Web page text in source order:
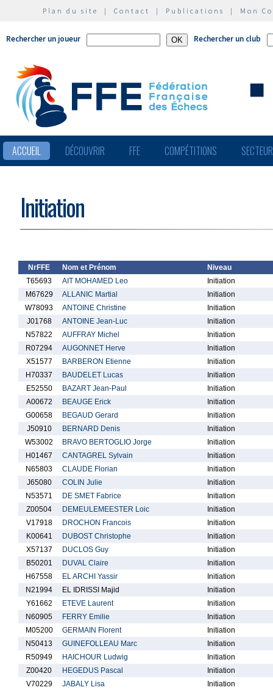
Plan du site | Contact | Publications | Mon
Rechercher un joueur Rechercher un club
ACCUEIL DÉCOUVRIR FFE COMPÉTITIONS
Initiation
NrFFE Nom et Prénom
Niveau
T65693
AIT MOHAMED Leo
Initiation
M67629
ALLANIC Martial
Initiation
W78093
ANTOINE Christine
Initiation
J01768
ANTOINE Jean-Luc
Initiation
N57822
AUFFRAY Michel
Initiation
R07294
AUGONNET Herve
Initiation
X51577
BARBERON Etienne
Initiation
H70337
BAUDELET Lucas
Initiation
E52550
BAZART Jean-Paul
Initiation
A00672
BEAUGE Erick
Initiation
G00658
BEGAUD Gerard
Initiation
J50910
BERNARD Denis
Initiation
W53002
BRAVO BERTOGLIO Jorge
Initiation
H01467
CANTAGREL Sylvain
Initiation
N65803
CLAUDE Florian
Initiation
J65080
COLIN Julie
Initiation
N53571
DE SMET Fabrice
Initiation
Z00504
DEMEULEMEESTER Loic
Initiation
V17918
DROCHON Francois
Initiation
K00641
DUBOST Christophe
Initiation
X57137
DUCLOS Guy
Initiation
B50201
DUVAL Claire
Initiation
H67558
EL ARCHI Yassir
Initiation
N21994
EL IDRISSI Majid
Initiation
Y61662
ETEVE Laurent
Initiation
N60905
FERRY Emilie
Initiation
M05200
GERMAIN Florent
Initiation
N50413
GUINEFOLLEAU Marc
Initiation
R50949
HAICHOUR Ludwig
Initiation
Z00420
HEGEDUS Pascal
Initiation
V70229
JABALY Lisa
Initiation